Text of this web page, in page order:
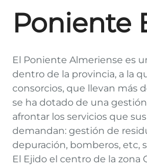
Poniente
El Poniente Almeriense es
dentro de la provincia, a la
consorcios, que llevan más
se ha dotado de una
afrontar los servicios que
demandan: gestión de
depuración, bomberos, etc,
El Ejido el centro de la zona